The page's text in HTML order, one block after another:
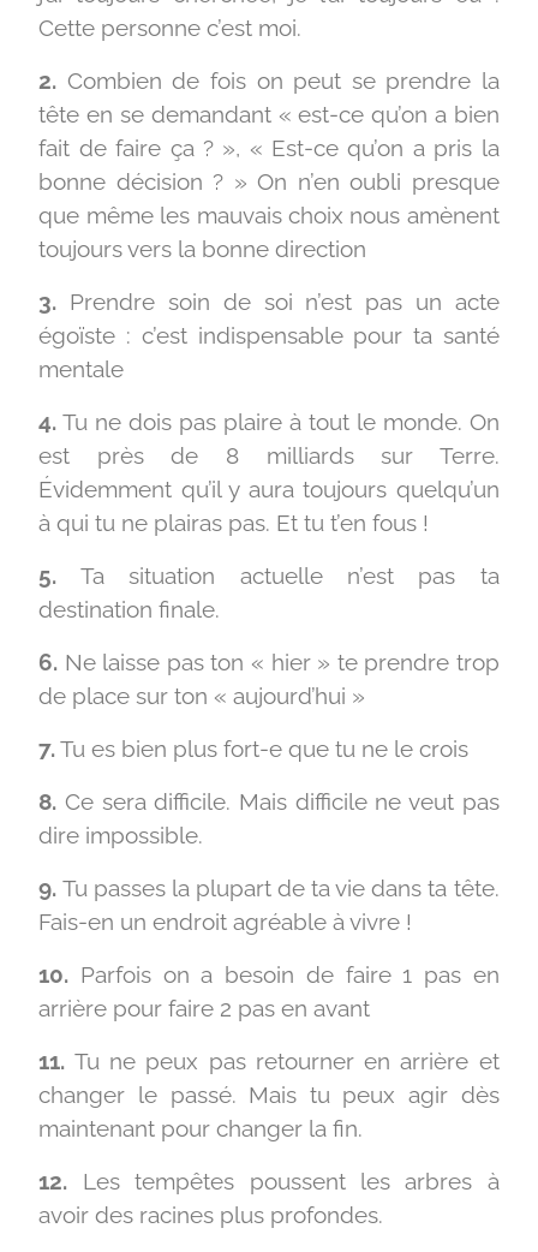
Cette personne c’est moi.
2. Combien de fois on peut se prendre la
tête en se demandant « est-ce qu’on a bien
fait de faire ça ? », « Est-ce qu’on a pris la
bonne décision ? » On n’en oubli presque
que même les mauvais choix nous amènent
toujours vers la bonne direction
3. Prendre soin de soi n’est pas un acte
égoïste : c’est indispensable pour ta santé
mentale
4. Tu ne dois pas plaire à tout le monde. On
est près de 8 milliards sur Terre.
Évidemment qu’il y aura toujours quelqu’un
à qui tu ne plairas pas. Et tu t’en fous !
5. Ta situation actuelle n’est pas ta
destination finale.
6. Ne laisse pas ton « hier » te prendre trop
de place sur ton « aujourd’hui »
7.Tu es bien plus fort-e que tu ne le crois
8. Ce sera difficile. Mais difficile ne veut pas
dire impossible.
9. Tu passes la plupart de ta vie dans ta tête.
Fais-en un endroit agréable à vivre !
10. Parfois on a besoin de faire 1 pas en
arrière pour faire 2 pas en avant
11. Tu ne peux pas retourner en arrière et
changer le passé. Mais tu peux agir dès
maintenant pour changer la fin.
12. Les tempêtes poussent les arbres à
avoir des racines plus profondes.